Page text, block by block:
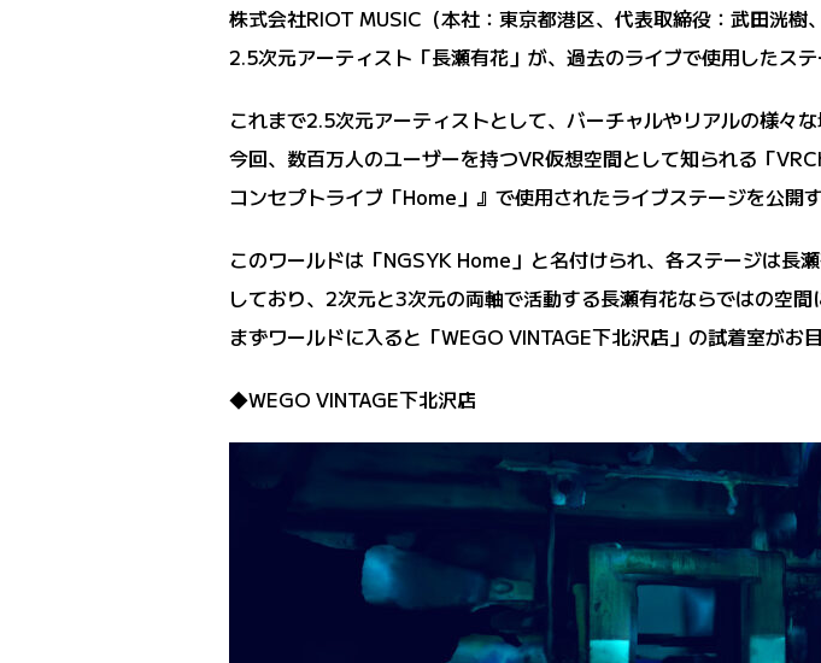
株式会社RIOT MUSIC（本社：東京都港区、代表取締役：武田洸
2.5次元アーティスト「長瀬有花」が、過去のライブで使用したス
これまで2.5次元アーティストとして、バーチャルやリアルの様々
今回、数百万人のユーザーを持つVR仮想空間として知られる「
コンセプトライブ「Home」』で使用されたライブステージを公開
このワールドは「NGSYK Home」と名付けられ、各ステージは長
しており、2次元と3次元の両軸で活動する長瀬有花ならではの空間
まずワールドに入ると「WEGO VINTAGE下北沢店」の試着室がお目
◆WEGO VINTAGE下北沢店